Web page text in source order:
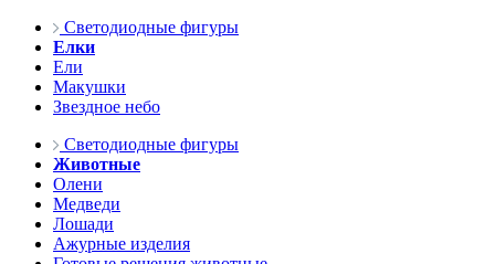
Светодиодные фигуры
Елки
Ели
Макушки
Звездное небо
Светодиодные фигуры
Животные
Олени
Медведи
Лошади
Ажурные изделия